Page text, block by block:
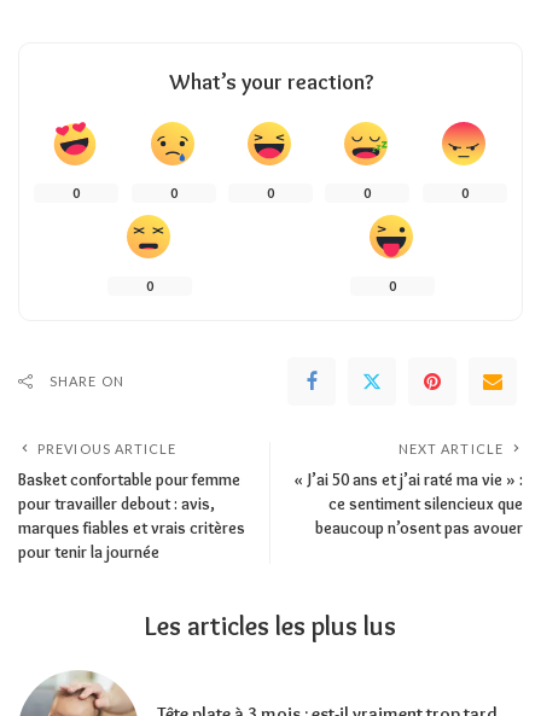
What’s your reaction?
0 0 0 0 0
0 0
SHARE ON
PREVIOUS ARTICLE
Basket confortable pour femme
pour travailler debout : avis,
marques fiables et vrais critères
pour tenir la journée
NEXT ARTICLE
« J’ai 50 ans et j’ai raté ma vie » :
ce sentiment silencieux que
beaucoup n’osent pas avouer
Les articles les plus lus